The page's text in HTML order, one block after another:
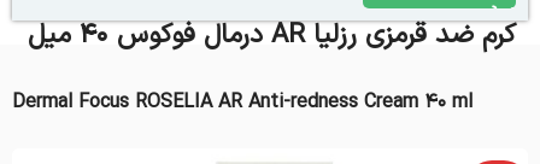
کرم ضد قرمزی رزلیا AR درمال فوکوس 40 میل
Dermal Focus ROSELIA AR Anti-redness Cream 40 ml